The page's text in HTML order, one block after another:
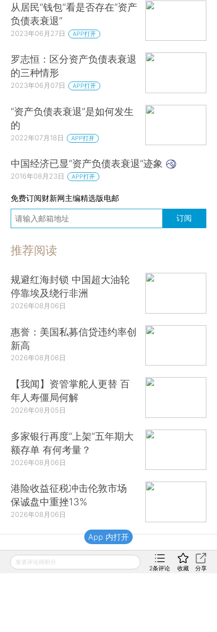
从居民“钱包”看是否存在“资产
负债表衰退”
2023年06月27日 APP打开
罗志恒：区分资产负债表衰退
的三种情形
2023年06月07日 APP打开
“资产负债表衰退”是如何发生
的
2022年07月18日 APP打开
中国经济已显“资产负债表衰退”迹象
2016年08月23日 APP打开
免费订阅财新网主编精选版电邮
订阅
推荐阅读
规避红海封锁 中国超大油轮
停靠埃及绕行非洲
2026年08月06日
惠誉：美国私募信贷违约率创
新高
2026年08月06日
【我闻】资管掌舵人更替 百
年人寿僵局何解
2026年08月05日
多家银行再度“上架”五年期大
额存单 有何考量？
2026年08月06日
港险收益征税冲击伦敦市场
保诚盘中重挫13%
2026年08月06日
财新移动
发表评论得积分
2条评论 收藏 分享
App 内打开